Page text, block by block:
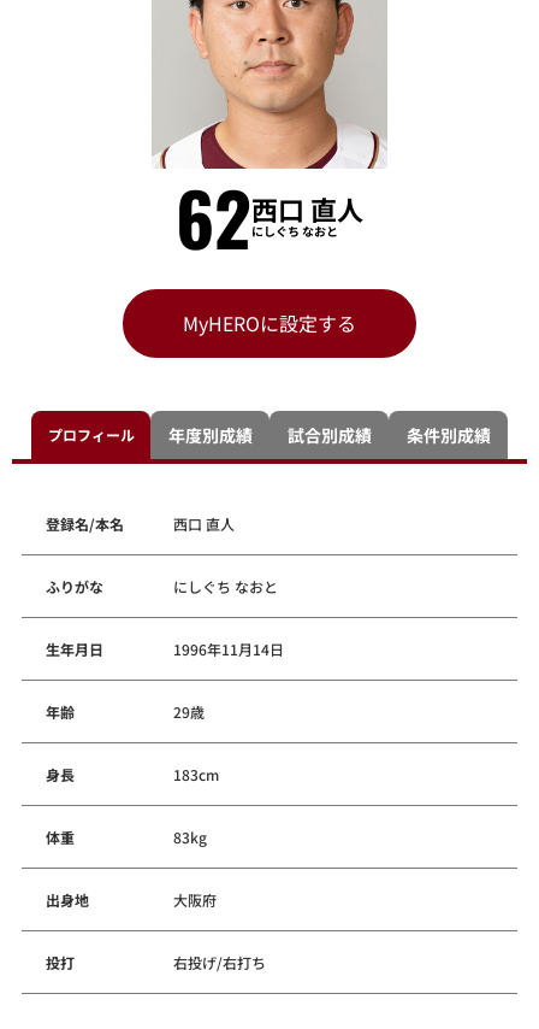
62西口 直人
にしぐち なおと
MyHEROに設定する
プロフィール 年度別成績 試合別成績 条件別成績
登録名/本名 西口 直人
ふりがな にしぐち なおと
生年月日 1996年11月14日
年齢 29歳
身長 183cm
体重 83kg
出身地 大阪府
投打 右投げ/右打ち